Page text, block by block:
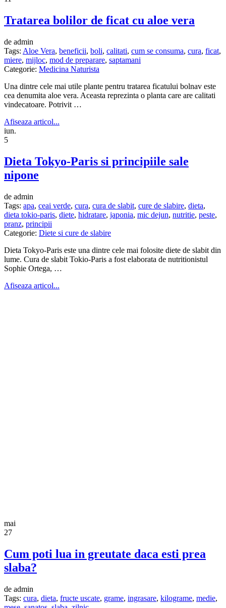
Tratarea bolilor de ficat cu aloe vera
de admin
Tags: Aloe Vera, beneficii, boli, calitati, cum se consuma, cura, ficat,
miere, mijloc, mod de preparare, saptamani
Categorie: Medicina Naturista
Una dintre cele mai utile plante pentru tratarea ficatului bolnav este
cea denumita aloe vera. Aceasta reprezinta o planta care are calitati
vindecatoare. Potrivit …
Afiseaza articol...
iun.
5
Dieta Tokyo-Paris si principiile sale
nipone
de admin
Tags: apa, ceai verde, cura, cura de slabit, cure de slabire, dieta,
dieta tokio-paris, diete, hidratare, japonia, mic dejun, nutritie, peste,
pranz, principii
Categorie: Diete si cure de slabire
Dieta Tokyo-Paris este una dintre cele mai folosite diete de slabit din
lume. Cura de slabit Tokio-Paris a fost elaborata de nutritionistul
Sophie Ortega, …
Afiseaza articol...
mai
27
Cum poti lua in greutate daca esti prea
slaba?
de admin
Tags: cura, dieta, fructe uscate, grame, ingrasare, kilograme, medie,